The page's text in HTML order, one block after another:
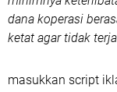
dana koperasi
ketat agar tidak
masukkan script